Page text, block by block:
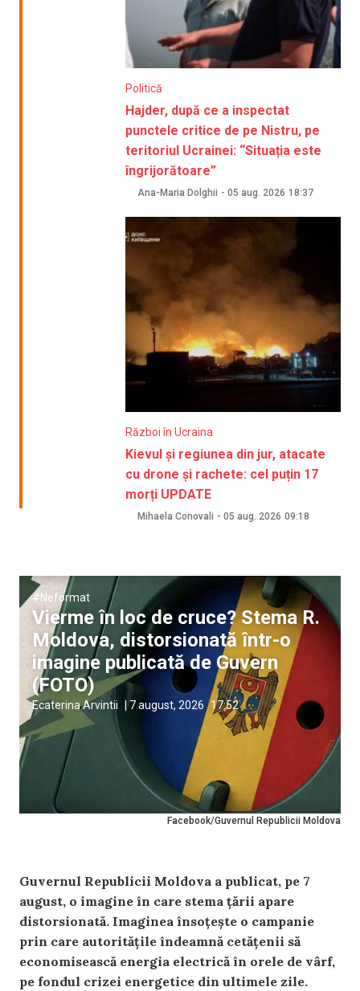
Politică
Hajder, după ce a inspectat
punctele critice de pe Nistru, pe
teritoriul Ucrainei: “Situația este
îngrijorătoare”
Ana-Maria Dolghii - 05 aug. 2026 18:37
Război în Ucraina
Kievul și regiunea din jur, atacate
cu drone și rachete: cel puțin 17
morți UPDATE
Mihaela Conovali - 05 aug. 2026 09:18
Facebook/Guvernul Republicii Moldova
#Neformat
Vierme în loc de cruce? Stema R.
Moldova, distorsionată într-o
imagine publicată de Guvern
(FOTO)
Ecaterina Arvintii 7 august, 2026 17:52
Guvernul Republicii Moldova a publicat, pe 7
august, o imagine în care stema țării apare
distorsionată. Imaginea însoțește o campanie
prin care autoritățile îndeamnă cetățenii să
economisească energia electrică în orele de vârf,
pe fondul crizei energetice din ultimele zile.